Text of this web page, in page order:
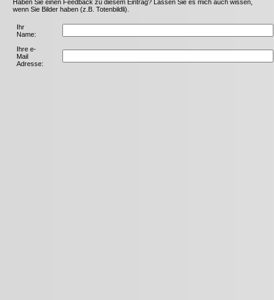
Haben Sie einen Feedback zu diesem Eintrag? Lassen Sie es mich auch wissen,
wenn Sie Bilder haben (z.B. Totenbildli).
Ihr
Name:
Ihre e-
Mail
Adresse: